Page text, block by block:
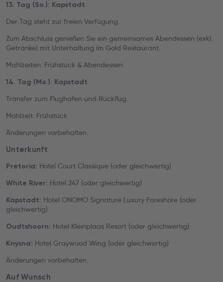
13. Tag (So.): Kapstadt
Der Tag steht zur freien Verfügung.
Zum Abschluss genießen Sie ein gemeinsames Abendessen (exkl.
Getränke) mit Unterhaltung im Gold Restaurant.
Mahlzeiten: Frühstück & Abendessen
14. Tag (Mo.): Kapstadt
Transfer zum Flughafen und Rückflug.
Mahlzeit: Frühstück
Änderungen vorbehalten.
Unterkunft
Pretoria: Hotel Court Classique (oder gleichwertig)
White River: Hotel 247 (oder gleichwertig)
Kapstadt: Hotel ONOMO Signature Luxury Foreshore (oder
gleichwertig)
Oudtshoorn: Hotel Kleinplaas Resort (oder gleichwertig)
Knysna: Hotel Graywood Wing (oder gleichwertig)
Änderungen vorbehalten.
Auf Wunsch